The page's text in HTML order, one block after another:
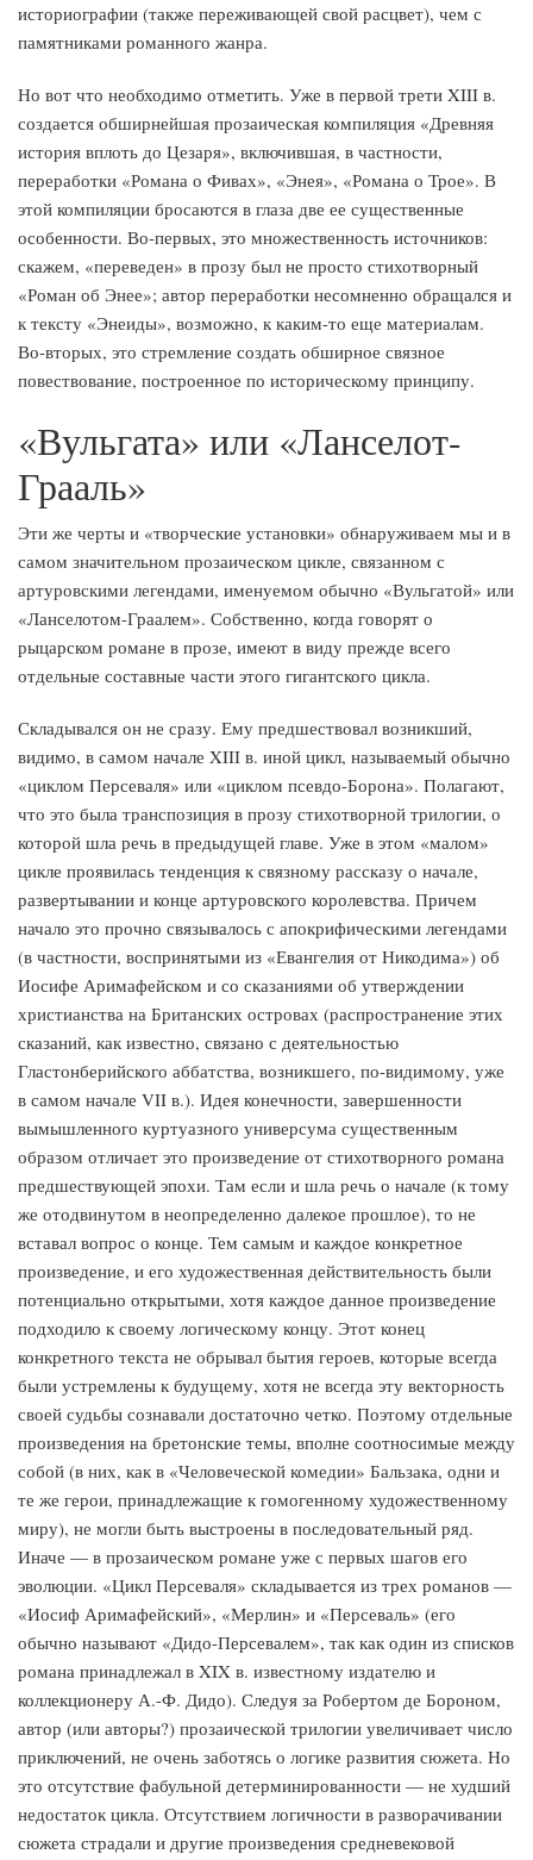
историографии (также переживающей свой расцвет), чем с
памятниками романного жанра.
Но вот что необходимо отметить. Уже в первой трети XIII в.
создается обширнейшая прозаическая компиляция «Древняя
история вплоть до Цезаря», включившая, в частности,
переработки «Романа о Фивах», «Энея», «Романа о Трое». В
этой компиляции бросаются в глаза две ее существенные
особенности. Во-первых, это множественность источников:
скажем, «переведен» в прозу был не просто стихотворный
«Роман об Энее»; автор переработки несомненно обращался и
к тексту «Энеиды», возможно, к каким-то еще материалам.
Во-вторых, это стремление создать обширное связное
повествование, построенное по историческому принципу.
«Вульгата» или «Ланселот-
Грааль»
Эти же черты и «творческие установки» обнаруживаем мы и в
самом значительном прозаическом цикле, связанном с
артуровскими легендами, именуемом обычно «Вульгатой» или
«Ланселотом-Граалем». Собственно, когда говорят о
рыцарском романе в прозе, имеют в виду прежде всего
отдельные составные части этого гигантского цикла.
Складывался он не сразу. Ему предшествовал возникший,
видимо, в самом начале XIII в. иной цикл, называемый обычно
«циклом Персеваля» или «циклом псевдо-Борона». Полагают,
что это была транспозиция в прозу стихотворной трилогии, о
которой шла речь в предыдущей главе. Уже в этом «малом»
цикле проявилась тенденция к связному рассказу о начале,
развертывании и конце артуровского королевства. Причем
начало это прочно связывалось с апокрифическими легендами
(в частности, воспринятыми из «Евангелия от Никодима») об
Иосифе Аримафейском и со сказаниями об утверждении
христианства на Британских островах (распространение этих
сказаний, как известно, связано с деятельностью
Гластонберийского аббатства, возникшего, по-видимому, уже
в самом начале VII в.). Идея конечности, завершенности
вымышленного куртуазного универсума существенным
образом отличает это произведение от стихотворного романа
предшествующей эпохи. Там если и шла речь о начале (к тому
же отодвинутом в неопределенно далекое прошлое), то не
вставал вопрос о конце. Тем самым и каждое конкретное
произведение, и его художественная действительность были
потенциально открытыми, хотя каждое данное произведение
подходило к своему логическому концу. Этот конец
конкретного текста не обрывал бытия героев, которые всегда
были устремлены к будущему, хотя не всегда эту векторность
своей судьбы сознавали достаточно четко. Поэтому отдельные
произведения на бретонские темы, вполне соотносимые между
собой (в них, как в «Человеческой комедии» Бальзака, одни и
те же герои, принадлежащие к гомогенному художественному
миру), не могли быть выстроены в последовательный ряд.
Иначе — в прозаическом романе уже с первых шагов его
эволюции. «Цикл Персеваля» складывается из трех романов —
«Иосиф Аримафейский», «Мерлин» и «Персеваль» (его
обычно называют «Дидо-Персевалем», так как один из списков
романа принадлежал в XIX в. известному издателю и
коллекционеру А.-Ф. Дидо). Следуя за Робертом де Бороном,
автор (или авторы?) прозаической трилогии увеличивает число
приключений, не очень заботясь о логике развития сюжета. Но
это отсутствие фабульной детерминированности — не худший
недостаток цикла. Отсутствием логичности в разворачивании
сюжета страдали и другие произведения средневековой